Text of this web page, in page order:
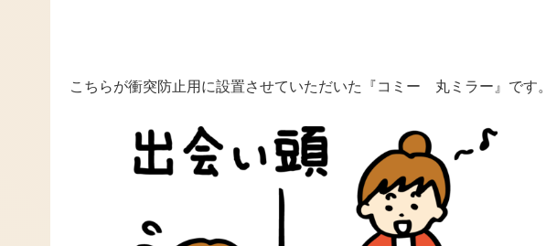
こちらが衝突防止用に設置させていただいた『コミー 丸ミラー』です。